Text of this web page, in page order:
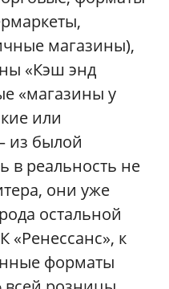
магазины),
«Кэш энд
«магазины у
или
из былой
в реальность не
они уже
остальной
«Ренессанс», к
форматы